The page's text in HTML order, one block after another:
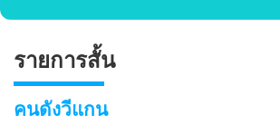
รายการสั้น
คนดังวีแกน